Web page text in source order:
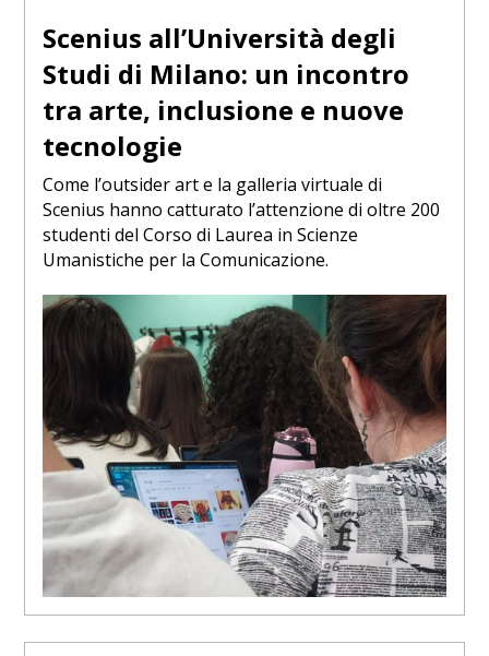
Scenius all’Università degli
Studi di Milano: un incontro
tra arte, inclusione e nuove
tecnologie
Come l’outsider art e la galleria virtuale di
Scenius hanno catturato l’attenzione di oltre 200
studenti del Corso di Laurea in Scienze
Umanistiche per la Comunicazione.